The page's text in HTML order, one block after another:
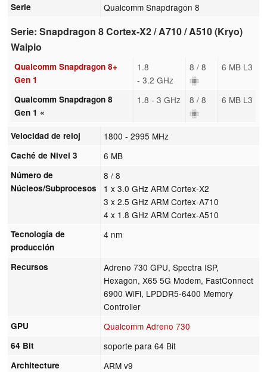
Serie Qualcomm Snapdragon 8
Serie: Snapdragon 8 Cortex-X2 / A710 / A510 (Kryo)
Waipio
Qualcomm Snapdragon 8+
Gen 1
1.8
- 3.2 GHz
8 / 8 6 MB L3
Qualcomm Snapdragon 8
Gen 1 «
1.8 - 3 GHz 8 / 8 6 MB L3
Velocidad de reloj 1800 - 2995 MHz
Caché de Nivel 3 6 MB
Número de
Núcleos/Subprocesos
8 / 8
1 x 3.0 GHz ARM Cortex-X2
3 x 2.5 GHz ARM Cortex-A710
4 x 1.8 GHz ARM Cortex-A510
Tecnología de
producción
4 nm
Recursos
Adreno 730 GPU, Spectra ISP,
Hexagon, X65 5G Modem, FastConnect
6900 WiFi, LPDDR5-6400 Memory
Controller
GPU Qualcomm Adreno 730
64 Bit soporte para 64 Bit
Architecture ARM v9